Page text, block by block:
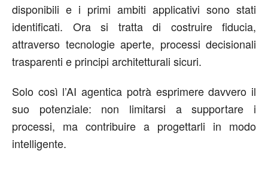
disponibili e i primi ambiti applicativi sono stati
identificati. Ora si tratta di costruire fiducia,
attraverso tecnologie aperte, processi decisionali
trasparenti e principi architetturali sicuri.
Solo così l’AI agentica potrà esprimere davvero il
suo potenziale: non limitarsi a supportare i
processi, ma contribuire a progettarli in modo
intelligente.